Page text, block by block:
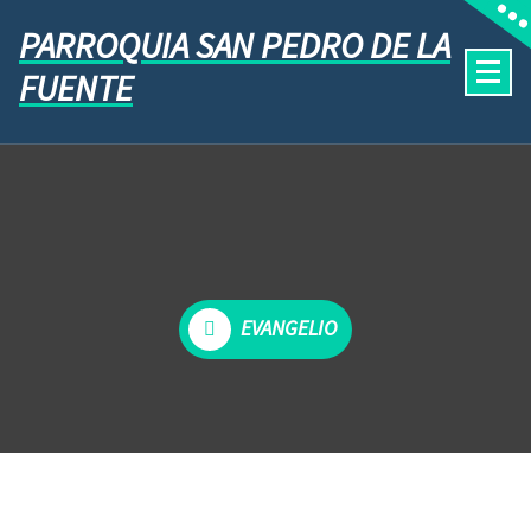
PARROQUIA SAN PEDRO DE LA
FUENTE
EVANGELIO